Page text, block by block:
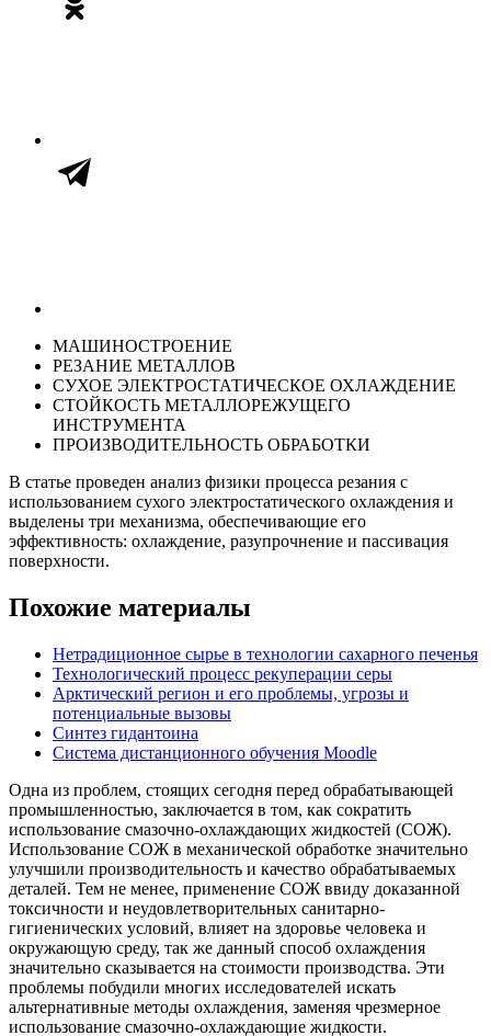
МАШИНОСТРОЕНИЕ
РЕЗАНИЕ МЕТАЛЛОВ
СУХОЕ ЭЛЕКТРОСТАТИЧЕСКОЕ ОХЛАЖДЕНИЕ
СТОЙКОСТЬ МЕТАЛЛОРЕЖУЩЕГО
ИНСТРУМЕНТА
ПРОИЗВОДИТЕЛЬНОСТЬ ОБРАБОТКИ
В статье проведен анализ физики процесса резания с
использованием сухого электростатического охлаждения и
выделены три механизма, обеспечивающие его
эффективность: охлаждение, разупрочнение и пассивация
поверхности.
Похожие материалы
Нетрадиционное сырье в технологии сахарного печенья
Технологический процесс рекуперации серы
Арктический регион и его проблемы, угрозы и
потенциальные вызовы
Синтез гидантоина
Система дистанционного обучения Moodle
Одна из проблем, стоящих сегодня перед обрабатывающей
промышленностью, заключается в том, как сократить
использование смазочно-охлаждающих жидкостей (СОЖ).
Использование СОЖ в механической обработке значительно
улучшили производительность и качество обрабатываемых
деталей. Тем не менее, применение СОЖ ввиду доказанной
токсичности и неудовлетворительных санитарно-
гигиенических условий, влияет на здоровье человека и
окружающую среду, так же данный способ охлаждения
значительно сказывается на стоимости производства. Эти
проблемы побудили многих исследователей искать
альтернативные методы охлаждения, заменяя чрезмерное
использование смазочно-охлаждающие жидкости.